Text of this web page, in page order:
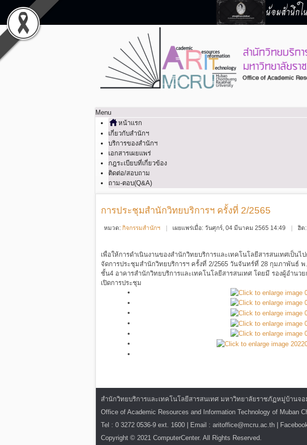
น้อมสำนึก
Menu
หน้าแรก
เกี่ยวกับสำนักฯ
บริการของสำนักฯ
เอกสารเผยแพร่
กฎระเบียบที่เกี่ยวข้อง
ติดต่อ/สอบถาม
ถาม-ตอบ(Q&A)
การประชุมสำนักวิทยบริการฯ ครั้งที่ 2/2565
หมวด: กิจกรรมสำนักฯ เผยแพร่เมื่อ: วันศุกร์, 04 มีนาคม 2565 14:49 ฮิต
เพื่อให้การดำเนินงานของสำนักวิทยบริการและเทคโนโลยีสารสนเทศเป็นไ
จัดการประชุมสำนักวิทยบริการฯ ครั้งที่ 2/2565 วันจันทร์ที่ 28 กุมภาพันธ์
ชั้น4 อาคารสำนักวิทยบริการและเทคโนโลยีสารสนเทศ โดยมี รองผู้อำนว
เปิดการประชุม
สำนักวิทยบริการและเทคโนโลยีสารสนเทศ มหาวิทยาลัยราชภัฏหมู่บ้านจ
Office of Academic Resources and Information Technology of Muban
Tel : 0 3272 0536-9 ext. 1600 | Email : aritoffice@mcru.ac.th |
Copyright © 2021 ComputerCenter. All Rights Reserved.